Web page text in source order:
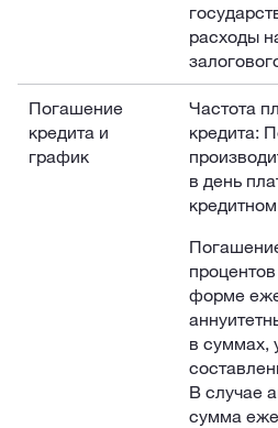
расходы
Погашение
кредита и
график
Частота
кредита:
в день
форме
в суммах,
В случае
сумма